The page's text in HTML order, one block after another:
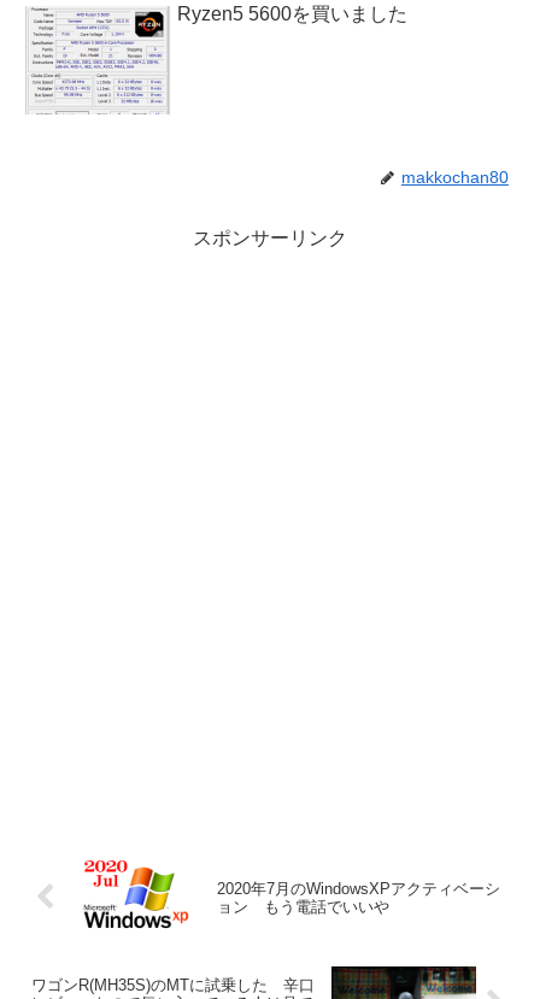
Ryzen5 5600を買いました
makkochan80
スポンサーリンク
2020年7月のWindowsXPアクティベーシ
ョン もう電話でいいや
ワゴンR(MH35S)のMTに試乗した 辛口